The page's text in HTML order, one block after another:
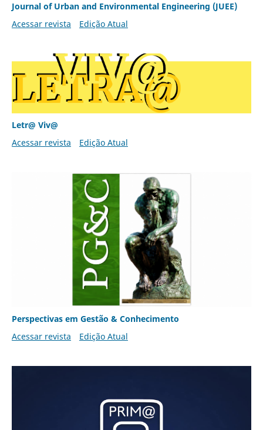
Journal of Urban and Environmental Engineering (JUEE)
Acessar revista
Edição Atual
Letr@ Viv@
Acessar revista
Edição Atual
Perspectivas em Gestão & Conhecimento
Acessar revista
Edição Atual